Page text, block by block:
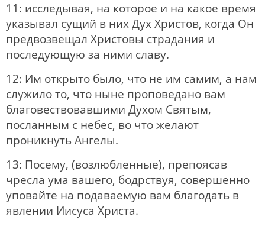
11: исследывая, на которое и на какое время
указывал сущий в них Дух Христов, когда Он
предвозвещал Христовы страдания и
последующую за ними славу.
12: Им открыто было, что не им самим, а нам
служило то, что ныне проповедано вам
благовествовавшими Духом Святым,
посланным с небес, во что желают
проникнуть Ангелы.
13: Посему, (возлюбленные), препоясав
чресла ума вашего, бодрствуя, совершенно
уповайте на подаваемую вам благодать в
явлении Иисуса Христа.